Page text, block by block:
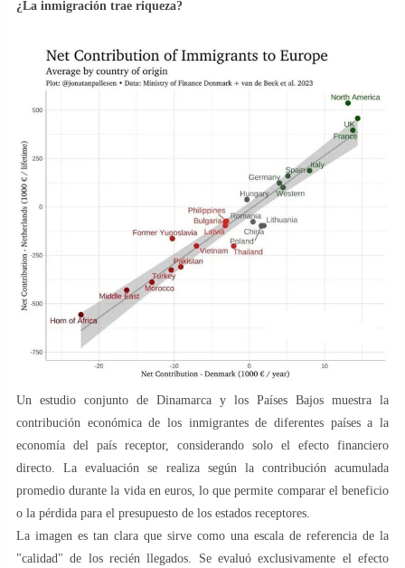
¿La inmigración trae riqueza?
Un estudio conjunto de Dinamarca y los Países Bajos muestra la
contribución económica de los inmigrantes de diferentes países a la
economía del país receptor, considerando solo el efecto financiero
directo. La evaluación se realiza según la contribución acumulada
promedio durante la vida en euros, lo que permite comparar el beneficio
o la pérdida para el presupuesto de los estados receptores.
La imagen es tan clara que sirve como una escala de referencia de la
"calidad" de los recién llegados. Se evaluó exclusivamente el efecto